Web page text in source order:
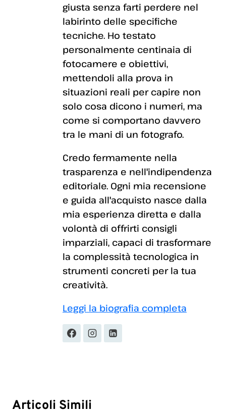
giusta senza farti perdere nel
labirinto delle specifiche
tecniche. Ho testato
personalmente centinaia di
fotocamere e obiettivi,
mettendoli alla prova in
situazioni reali per capire non
solo cosa dicono i numeri, ma
come si comportano davvero
tra le mani di un fotografo.
Credo fermamente nella
trasparenza e nell'indipendenza
editoriale. Ogni mia recensione
e guida all'acquisto nasce dalla
mia esperienza diretta e dalla
volontà di offrirti consigli
imparziali, capaci di trasformare
la complessità tecnologica in
strumenti concreti per la tua
creatività.
Leggi la biografia completa
Articoli Simili